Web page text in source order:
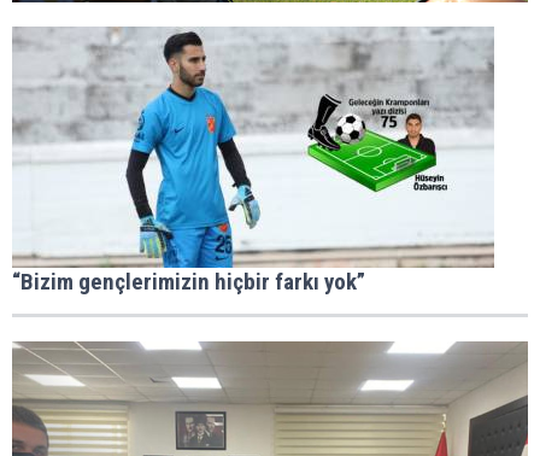
“Bizim gençlerimizin hiçbir farkı yok”